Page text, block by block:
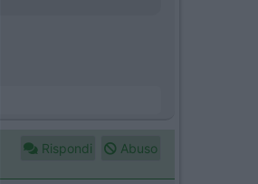
Rispondi Abuso